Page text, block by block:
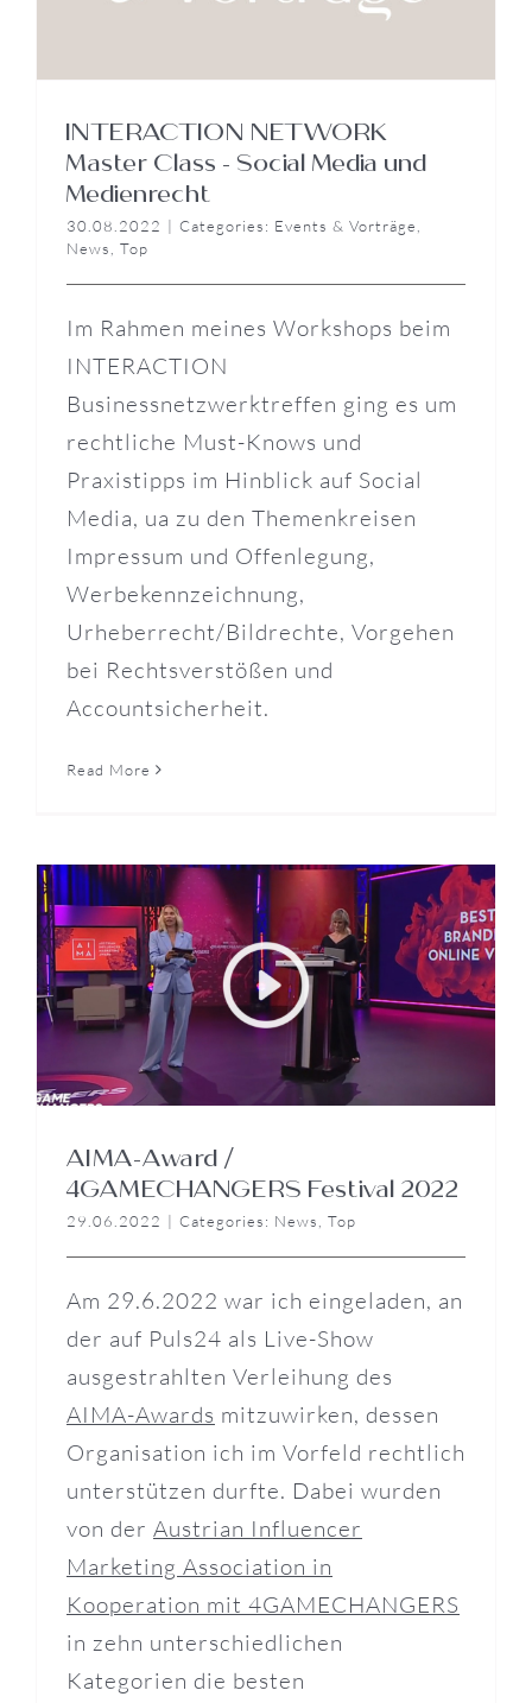
INTERACTION NETWORK
Master Class – Social Media und
Medienrecht
30.08.2022 | Categories: Events & Vorträge
News
Top
Im Rahmen meines Workshops beim
INTERACTION
Businessnetzwerktreffen ging es um
rechtliche Must-Knows und
Praxistipps im Hinblick auf Social
Media, ua zu den Themenkreisen
Impressum und Offenlegung,
Werbekennzeichnung,
Urheberrecht/Bildrechte, Vorgehen
bei Rechtsverstößen und
Accountsicherheit.
Read More
AIMA-Award /
4GAMECHANGERS Festival 2022
29.06.2022 | Categories: News Top
Am 29.6.2022 war ich eingeladen, an
der auf Puls24 als Live-Show
ausgestrahlten Verleihung des
AIMA-Awards mitzuwirken, dessen
Organisation ich im Vorfeld rechtlich
unterstützen durfte. Dabei wurden
von der Austrian Influencer
Marketing Association in
Kooperation mit 4GAMECHANGERS
in zehn unterschiedlichen
Kategorien die besten